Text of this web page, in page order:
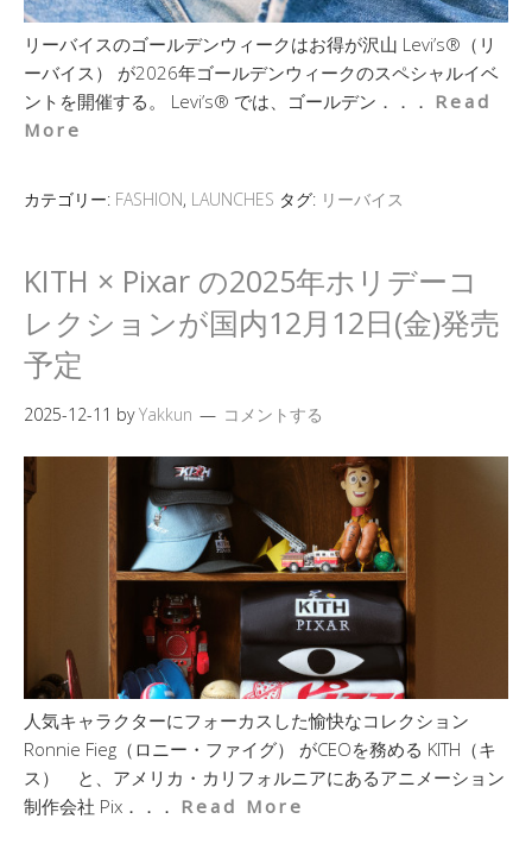
リーバイスのゴールデンウィークはお得が沢山 Levi’s®（リ
ーバイス） が2026年ゴールデンウィークのスペシャルイベ
ントを開催する。 Levi’s® では、ゴールデン．．． Read
More
カテゴリー: FASHION, LAUNCHES タグ: リーバイス
KITH × Pixar の2025年ホリデーコ
レクションが国内12月12日(金)発売
予定
2025-12-11 byYakkun コメントする
人気キャラクターにフォーカスした愉快なコレクション
Ronnie Fieg（ロニー・ファイグ） がCEOを務める KITH（キ
ス） と、アメリカ・カリフォルニアにあるアニメーション
制作会社 Pix．．． Read More